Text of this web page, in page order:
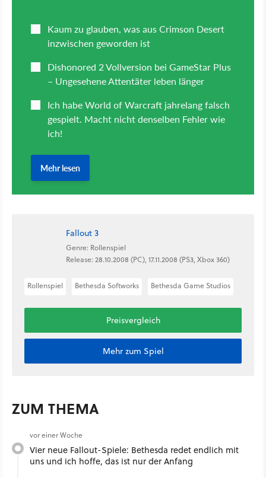
Fallout 3
Genre: Rollenspiel
Release: 28.10.2008 (PC), 17.11.2008 (PS3, Xbox 360)
Rollenspiel Bethesda Softworks Bethesda Game Studios
Preisvergleich
Mehr zum Spiel
ZUM THEMA
vor einer Woche
Vier neue Fallout-Spiele: Bethesda redet endlich mit
uns und ich hoffe, das ist nur der Anfang